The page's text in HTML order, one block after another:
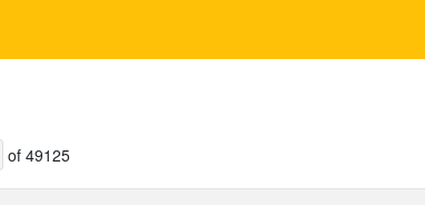
of 49125